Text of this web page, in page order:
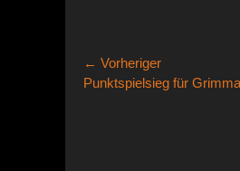
← Vorheriger
Vorheriger
Punktspielsieg für